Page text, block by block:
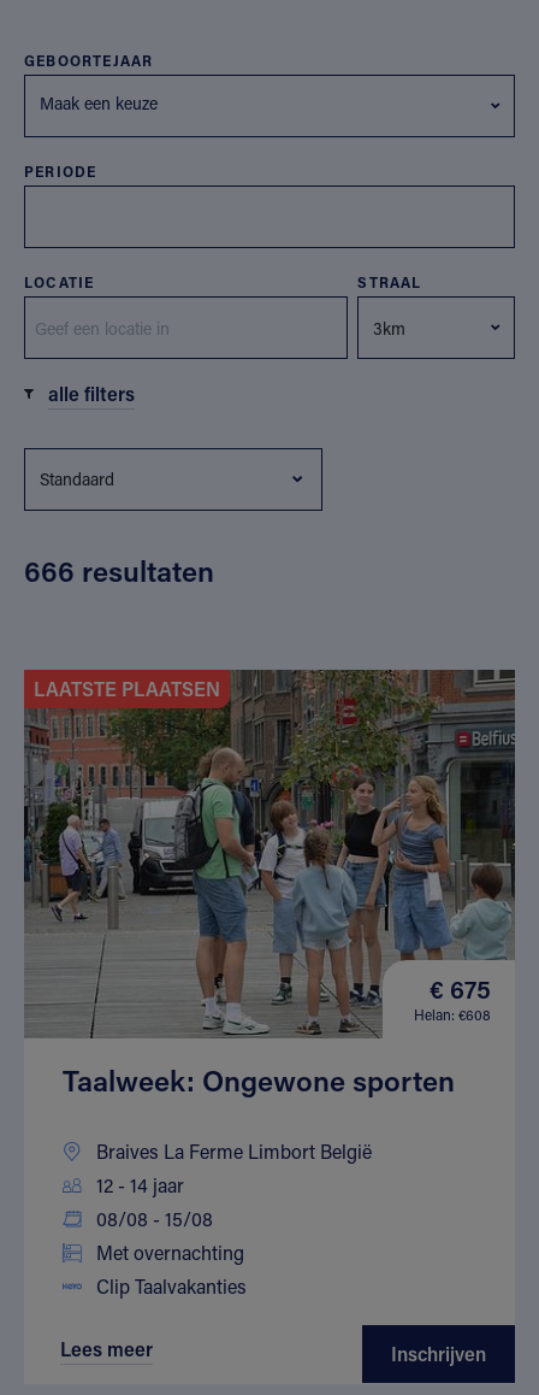
GEBOORTEJAAR
Maak een keuze
PERIODE
LOCATIE STRAAL
alle filters
666 resultaten
LAATSTE PLAATSEN
€ 675
Helan: €608
Taalweek: Ongewone sporten
Braives La Ferme Limbort België
12 - 14 jaar
08/08 - 15/08
Met overnachting
Clip Taalvakanties
Lees meer Inschrijven